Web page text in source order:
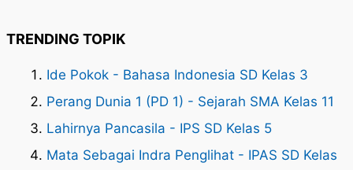
TRENDING TOPIK
Ide Pokok - Bahasa Indonesia SD Kelas 3
Perang Dunia 1 (PD 1) - Sejarah SMA Kelas 11
Lahirnya Pancasila - IPS SD Kelas 5
Mata Sebagai Indra Penglihat - IPAS SD Kelas